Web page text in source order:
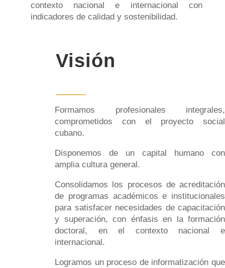
contexto nacional e internacional con
indicadores de calidad y sostenibilidad.
Visión
Formamos profesionales integrales,
comprometidos con el proyecto social
cubano.
Disponemos de un capital humano con
amplia cultura general.
Consolidamos los procesos de acreditación
de programas académicos e institucionales
para satisfacer necesidades de capacitación
y superación, con énfasis en la formación
doctoral, en el contexto nacional e
internacional.
Logramos un proceso de informatización que